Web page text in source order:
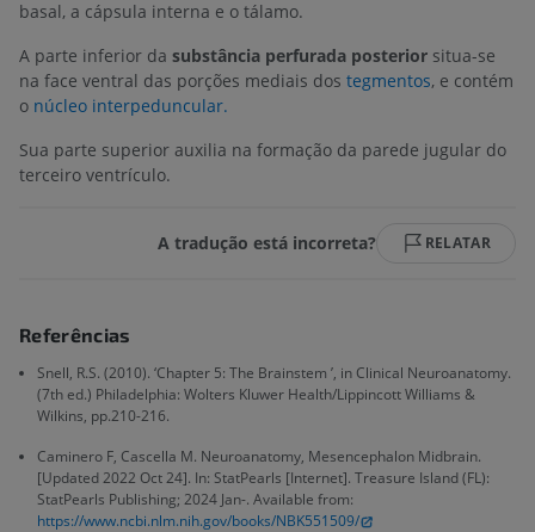
basal, a cápsula interna e o tálamo.
A parte inferior da substância perfurada posterior situa-se
na face ventral das porções mediais dos tegmentos, e contém
o núcleo interpeduncular.
Sua parte superior auxilia na formação da parede jugular do
terceiro ventrículo.
A tradução está incorreta? RELATAR
Referências
Snell, R.S. (2010). ‘Chapter 5: The Brainstem ’, in Clinical Neuroanatomy.
(7th ed.) Philadelphia: Wolters Kluwer Health/Lippincott Williams &
Wilkins, pp.210-216.
Caminero F, Cascella M. Neuroanatomy, Mesencephalon Midbrain.
[Updated 2022 Oct 24]. In: StatPearls [Internet]. Treasure Island (FL):
StatPearls Publishing; 2024 Jan-. Available from:
https://www.ncbi.nlm.nih.gov/books/NBK551509/